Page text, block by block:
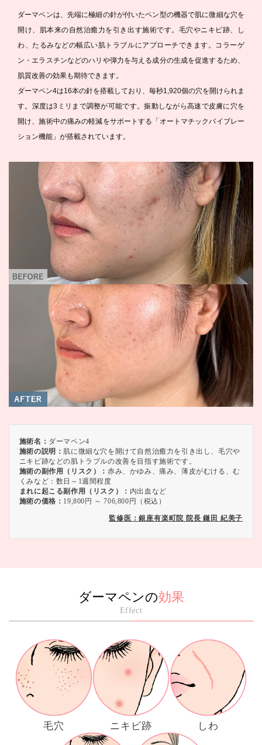
ダーマペンは、先端に極細の針が付いたペン型の機器で肌に微細な穴を
開け、肌本来の自然治癒力を引き出す施術です。毛穴やニキビ跡、し
わ、たるみなどの幅広い肌トラブルにアプローチできます。コラーゲ
ン・エラスチンなどのハリや弾力を与える成分の生成を促進するため、
肌質改善の効果も期待できます。
ダーマペン4は16本の針を搭載しており、毎秒1,920個の穴を開けられま
す。深度は3ミリまで調整が可能です。振動しながら高速で皮膚に穴を
開け、施術中の痛みの軽減をサポートする「オートマチックバイブレー
ション機能」が搭載されています。
施術名： ダーマペン4
施術の説明： 肌に微細な穴を開けて自然治癒力を引き出し、毛穴や
ニキビ跡などの肌トラブルの改善を目指す施術です。
施術の副作用（リスク）： 赤み、かゆみ、痛み、薄皮がむける、む
くみなど：数日～1週間程度
まれに起こる副作用（リスク）： 内出血など
施術の価格： 19,800円 ～ 706,800円（税込）
監修医：銀座有楽町院 院長 鎌田 紀美子
ダーマペンの効果
Effect
毛穴 ニキビ跡 しわ